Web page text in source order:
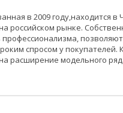
в 2009 году,находится
российском рынке.
спросом у
расширение модельного